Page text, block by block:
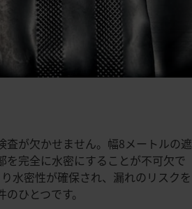
が欠かせません。幅8メートルの遮
完全に水密にすることが不可欠で
水密性が確保され、漏れのリスクを
ひとつです。